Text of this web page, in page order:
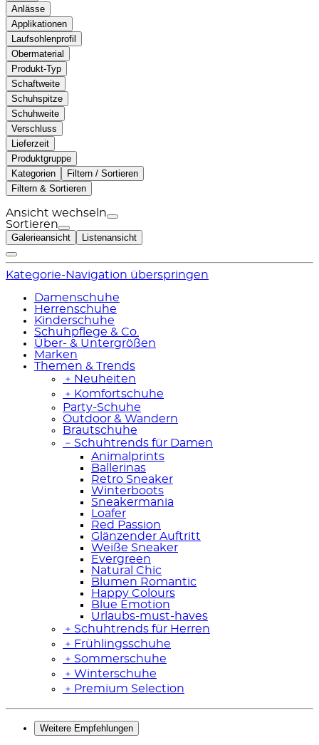
Anlässe
Applikationen
Laufsohlenprofil
Obermaterial
Produkt-Typ
Schaftweite
Schuhspitze
Schuhweite
Verschluss
Lieferzeit
Produktgruppe
Kategorien
Filtern / Sortieren
Filtern & Sortieren
Ansicht wechseln
Sortieren
Galerieansicht Listenansicht
Kategorie-Navigation überspringen
Damenschuhe
Herrenschuhe
Kinderschuhe
Schuhpflege & Co.
Über- & Untergrößen
Marken
Themen & Trends
﹢ Neuheiten
﹢ Komfortschuhe
Party-Schuhe
Outdoor & Wandern
Brautschuhe
﹣ Schuhtrends für Damen
Animalprints
Ballerinas
Retro Sneaker
Winterboots
Sneakermania
Loafer
Red Passion
Glänzender Auftritt
Weiße Sneaker
Evergreen
Natural Chic
Blumen Romantic
Happy Colours
Blue Emotion
Urlaubs-must-haves
﹢ Schuhtrends für Herren
﹢ Frühlingsschuhe
﹢ Sommerschuhe
﹢ Winterschuhe
﹢ Premium Selection
Weitere Empfehlungen